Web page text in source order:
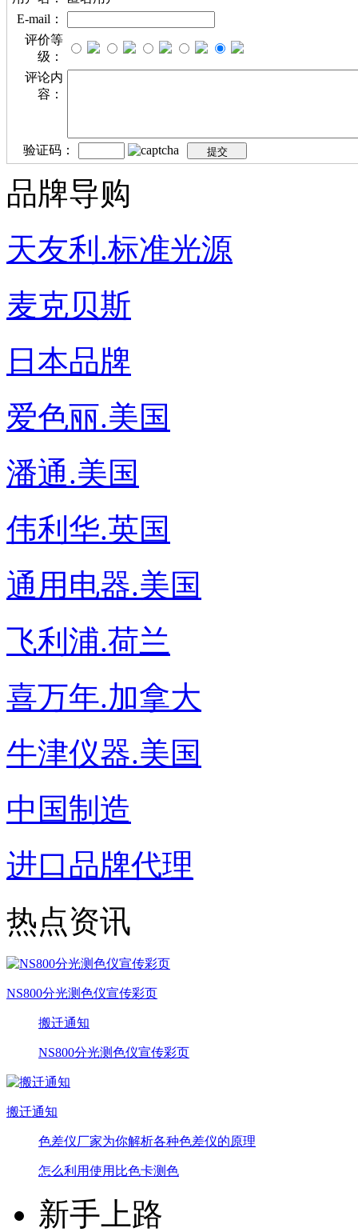
E-mail：
评价等
级：
评论内
容：
验证码：
品牌导购
天友利.标准光源
麦克贝斯
日本品牌
爱色丽.美国
潘通.美国
伟利华.英国
通用电器.美国
飞利浦.荷兰
喜万年.加拿大
牛津仪器.美国
中国制造
进口品牌代理
热点资讯
NS800分光测色仪宣传彩页
搬迁通知
NS800分光测色仪宣传彩页
搬迁通知
色差仪厂家为你解析各种色差仪的原理
怎么利用使用比色卡测色
新手上路